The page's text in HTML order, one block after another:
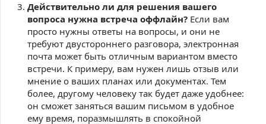
Действительно ли для решения вашего
вопроса нужна встреча оффлайн? Если вам
просто нужны ответы на вопросы, и они не
требуют двустороннего разговора, электронная
почта может быть отличным вариантом вместо
встречи. К примеру, вам нужен лишь отзыв или
мнение о ваших планах или документах. Тем
более, другому человеку так будет даже удобнее:
он сможет заняться вашим письмом в удобное
ему время, поразмышлять в спокойной